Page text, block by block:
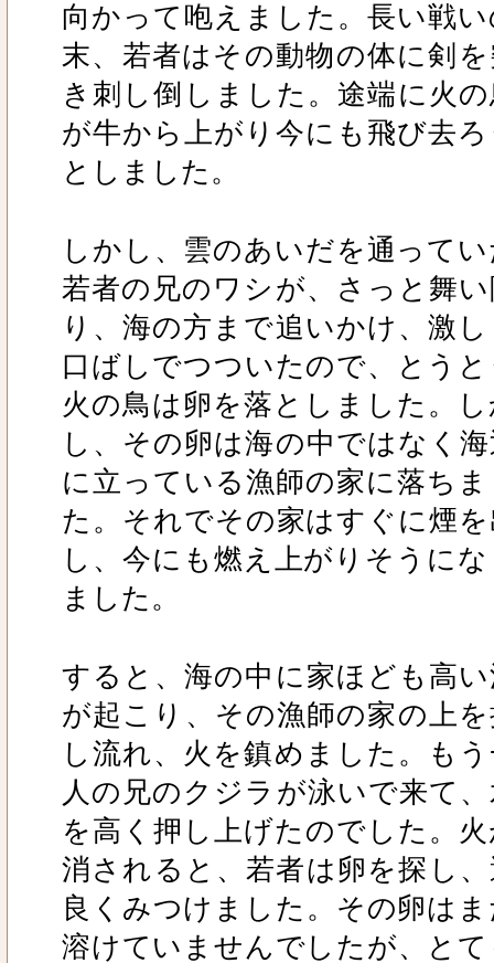
向かって咆えました。長い戦い
末、若者はその動物の体に剣を
き刺し倒しました。途端に火の
が牛から上がり今にも飛び去ろ
としました。
しかし、雲のあいだを通って
若者の兄のワシが、さっと舞い
り、海の方まで追いかけ、激
口ばしでつついたので、とうと
火の鳥は卵を落としました。し
し、その卵は海の中ではなく
に立っている漁師の家に落ちま
た。それでその家はすぐに煙を
し、今にも燃え上がりそうに
ました。
すると、海の中に家ほども高い
が起こり、その漁師の家の上を
し流れ、火を鎮めました。も
人の兄のクジラが泳いで来て
を高く押し上げたのでした。火
消されると、若者は卵を探し、
良くみつけました。その卵はま
溶けていませんでしたが、とて